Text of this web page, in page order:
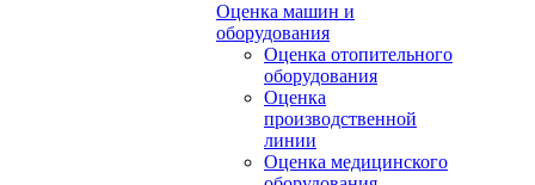
Оценка машин и
оборудования
Оценка отопительного
оборудования
Оценка
производственной
линии
Оценка медицинского